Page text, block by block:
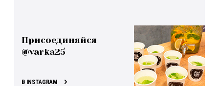
Присоединяйся
@varka25
В INSTAGRAM